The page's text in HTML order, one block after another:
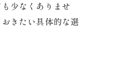
少なくありませ
きたい具体的な選